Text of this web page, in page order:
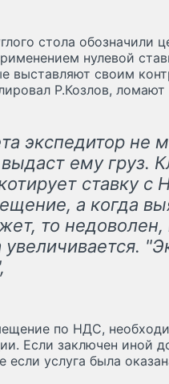
стола обозначили
нулевой
выставляют своим
Р.Козлов,
экспедитор не
ему груз.
ставку с
а когда
то недоволен,
по НДС,
Если заключен иной
услуга была